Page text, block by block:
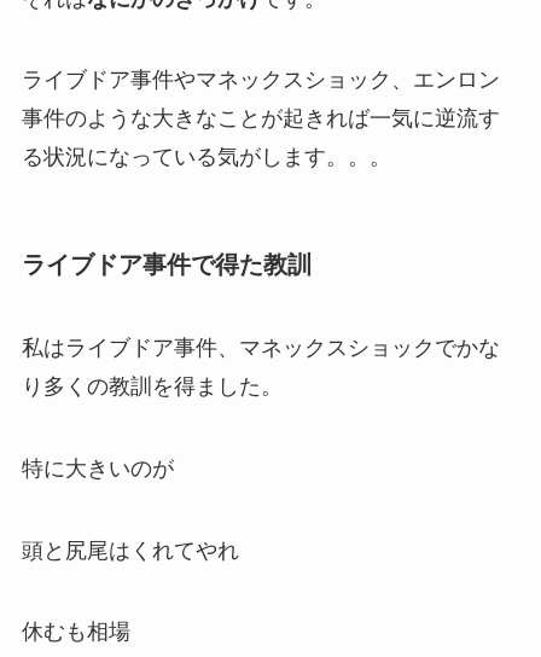
ライブドア事件やマネックスショック、エンロン
事件のような大きなことが起きれば一気に逆流す
る状況になっている気がします。。。
ライブドア事件で得た教訓
私はライブドア事件、マネックスショックでかな
り多くの教訓を得ました。
特に大きいのが
頭と尻尾はくれてやれ
休むも相場